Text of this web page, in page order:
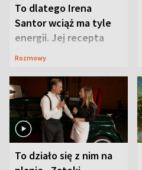
To dlatego Irena
Santor wciąż ma tyle
energii. Jej recepta
jest zaskakująco
Rozmowy
To działo się z nim na